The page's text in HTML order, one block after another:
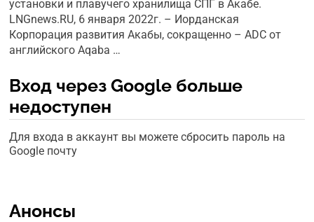
установки и плавучего хранилища СПГ в Акабе.
LNGnews.RU, 6 января 2022г. – Иорданская
Корпорация развития Акабы, сокращенно – ADC от
английского Aqaba …
Вход через Google больше
недоступен
Для входа в аккаунт вы можете сбросить пароль на
Google почту
Анонсы